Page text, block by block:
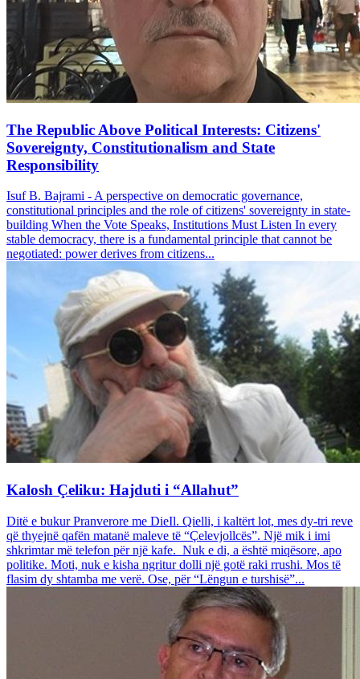
The Republic Above Political Interests: Citizens'
Sovereignty, Constitutionalism and State
Responsibility
Isuf B. Bajrami - A perspective on democratic governance,
constitutional principles and the role of citizens' sovereignty in state-
building When the Vote Speaks, Institutions Must Listen In every
stable democracy, there is a fundamental principle that cannot be
negotiated: power derives from citizens...
Kalosh Çeliku: Hajduti i “Allahut”
Ditë e bukur Pranverore me DieIl. Qielli, i kaltërt lot, mes dy-tri reve
që thyejnë qafën matanë maleve të “Çelevjollcës”. Një mik i imi
shkrimtar më telefon për një kafe. Nuk e di, a është miqësore, apo
politike. Moti, nuk e kisha ngritur dolli një gotë raki rrushi. Mos të
flasim dy shtamba me verë. Ose, për “Lëngun e turshisë”...